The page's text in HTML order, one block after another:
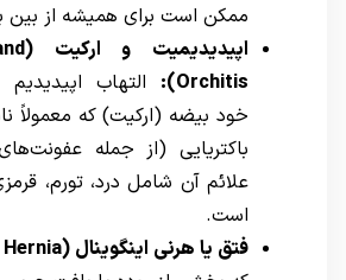
ممکن است برای همیشه از بین
اپیدیدیمیت و ارکیت
Orchitis)
: التهاب
خود بیضه (ارکیت) که معمولاً
باکتریایی (از جمله
علائم آن شامل درد، تورم،
است.
فتق یا هرنی اینگوینال (Inguinal Hernia)